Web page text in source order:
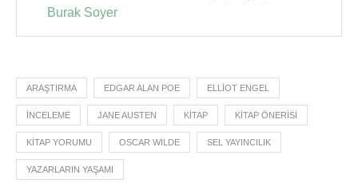
Burak Soyer
ARAŞTIRMA EDGAR ALAN POE ELLIOT ENGEL
INCELEME JANE AUSTEN KITAP KITAP ÖNERISI
KITAP YORUMU OSCAR WILDE SEL YAYINCILIK
YAZARLARIN YAŞAMI